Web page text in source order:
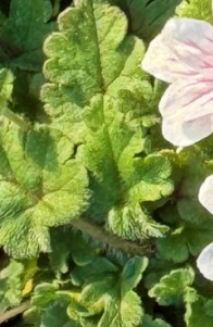
5 리갈
6 매발톱
7 에키네
8 아이
9 플록스
10 대국